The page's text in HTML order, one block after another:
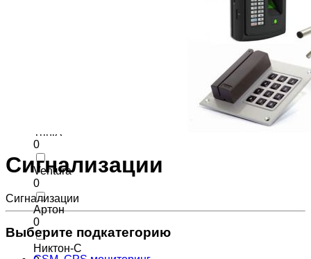
TriniX
0
Ventura
0
Артон
0
Никтон-С
Сигнализации
Сигнализации
Выберите подкатегорию